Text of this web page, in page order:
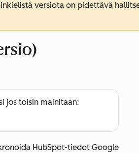
versiota on pidettävä
jos toisin mainitaan:
HubSpot-tiedot Google